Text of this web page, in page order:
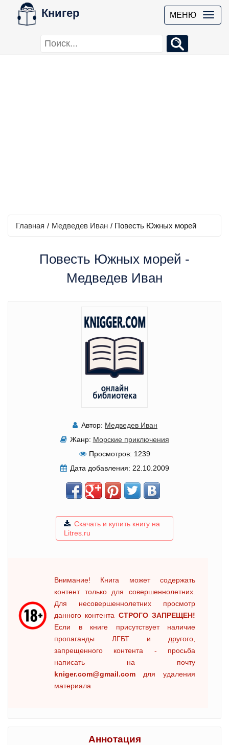
Книгер МЕНЮ
Главная / Медведев Иван / Повесть Южных морей
Повесть Южных морей -
Медведев Иван
Автор: Медведев Иван
Жанр: Морские приключения
Просмотров: 1239
Дата добавления: 22.10.2009
Скачать и купить книгу на
Litres.ru
Внимание! Книга может содержать
контент только для совершеннолетних.
Для несовершеннолетних просмотр
данного контента СТРОГО ЗАПРЕЩЕН!
Если в книге присутствует наличие
пропаганды ЛГБТ и другого,
запрещенного контента - просьба
написать на почту
kniger.com@gmail.com для удаления
материала
Аннотация